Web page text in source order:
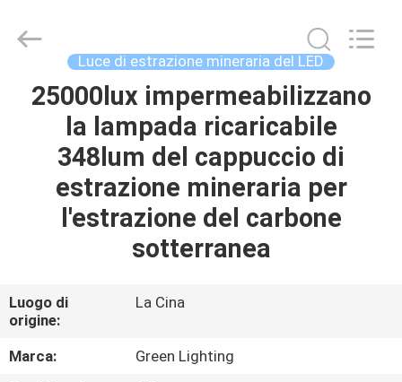
CASA
PRODOTTI
CIRCA
GIRO
DELLA
FABBRICA
Rights
Luce di estrazione mineraria del LED
25000lux impermeabilizzano
la lampada ricaricabile
348lum del cappuccio di
estrazione mineraria per
l'estrazione del carbone
sotterranea
Luogo di
origine:
La Cina
Marca:
Green Lighting